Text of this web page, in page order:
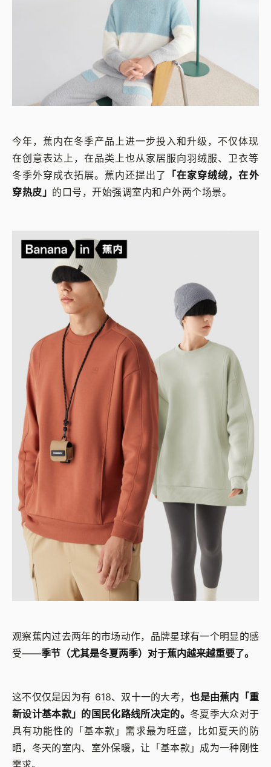
今年，蕉内在冬季产品上进一步投入和升级，不仅体现
在创意表达上，在品类上也从家居服向羽绒服、卫衣等
冬季外穿成衣拓展。蕉内还提出了
「在家穿绒绒，在外
穿热皮」 的口号，开始强调室内和户外两个场景。
观察蕉内过去两年的市场动作，品牌星球有一个明显的感
受——季节（尤其是冬夏两季）对于蕉内越来越重要了。
这不仅仅是因为有 618、双十一的大考，也是由蕉内「重
新设计基本款」的国民化路线所决定的。 冬夏季大众对于
具有功能性的「基本款」需求最为旺盛，比如夏天的防
晒，冬天的室内、室外保暖，让「基本款」成为一种刚性